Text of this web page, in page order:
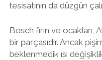
tesisatının da düzgün
Bosch fırın ve ocakları,
bir parçasıdır. Ancak
beklenmedik ısı